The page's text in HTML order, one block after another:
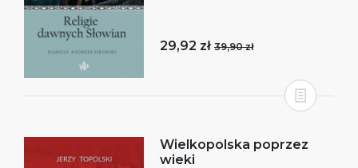
29,92 zł 39,90 zł
Wielkopolska poprzez
wieki